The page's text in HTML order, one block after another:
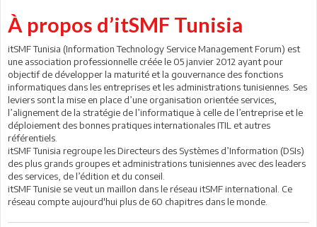
À propos d’itSMF Tunisia
itSMF Tunisia (Information Technology Service Management Forum) est
une association professionnelle créée le 05 janvier 2012 ayant pour
objectif de développer la maturité et la gouvernance des fonctions
informatiques dans les entreprises et les administrations tunisiennes. Ses
leviers sont la mise en place d’une organisation orientée services,
l’alignement de la stratégie de l’informatique à celle de l’entreprise et le
déploiement des bonnes pratiques internationales ITIL et autres
référentiels.
itSMF Tunisia regroupe les Directeurs des Systèmes d’Information (DSIs)
des plus grands groupes et administrations tunisiennes avec des leaders
des services, de l’édition et du conseil.
itSMF Tunisie se veut un maillon dans le réseau itSMF international. Ce
réseau compte aujourd'hui plus de 60 chapitres dans le monde.